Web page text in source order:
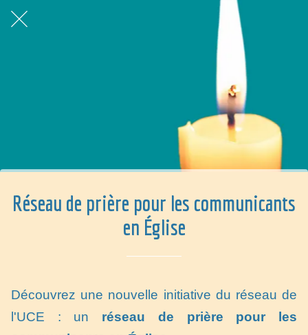
Réseau de prière pour les communicants
en Église
Découvrez une nouvelle initiative du réseau de
l'UCE : un réseau de prière pour les